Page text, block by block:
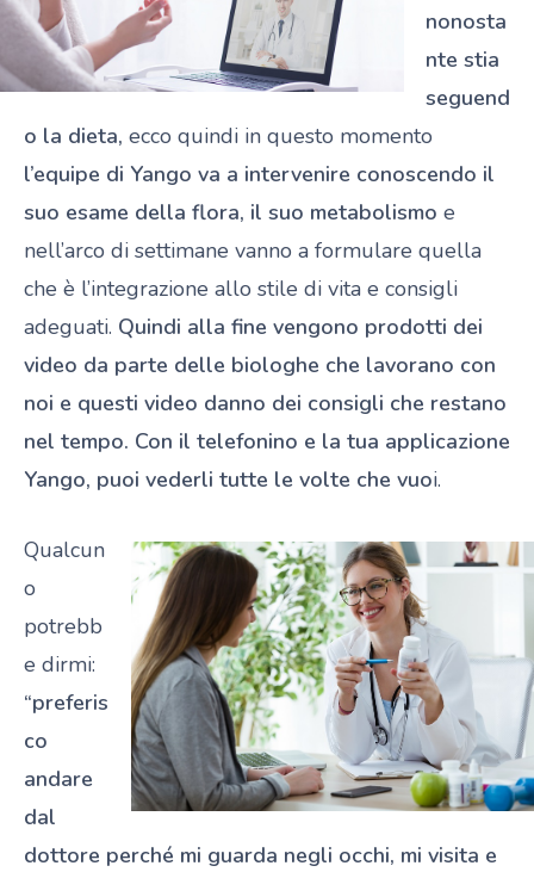
nonosta
nte stia
seguend
o la dieta, ecco quindi in questo momento
l’equipe di Yango va a intervenire conoscendo il
suo esame della flora, il suo metabolismo e
nell’arco di settimane vanno a formulare quella
che è l’integrazione allo stile di vita e consigli
adeguati. Quindi alla fine vengono prodotti dei
video da parte delle biologhe che lavorano con
noi e questi video danno dei consigli che restano
nel tempo. Con il telefonino e la tua applicazione
Yango, puoi vederli tutte le volte che vuoi.
Qualcun
o
potrebb
e dirmi:
“preferis
co
andare
dal
dottore perché mi guarda negli occhi, mi visita e